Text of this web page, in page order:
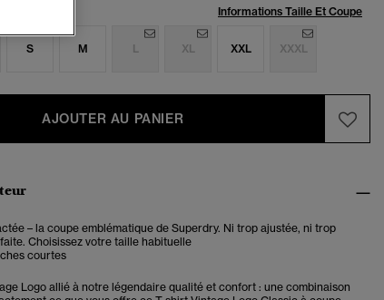
Informations Taille Et Coupe
S M L XL XXL XXXL
AJOUTER AU PANIER
– la coupe emblématique de Superdry. Ni trop ajustée, ni trop
Choisissez votre taille habituelle
courtes
Logo allié à notre légendaire qualité et confort : une combinaison